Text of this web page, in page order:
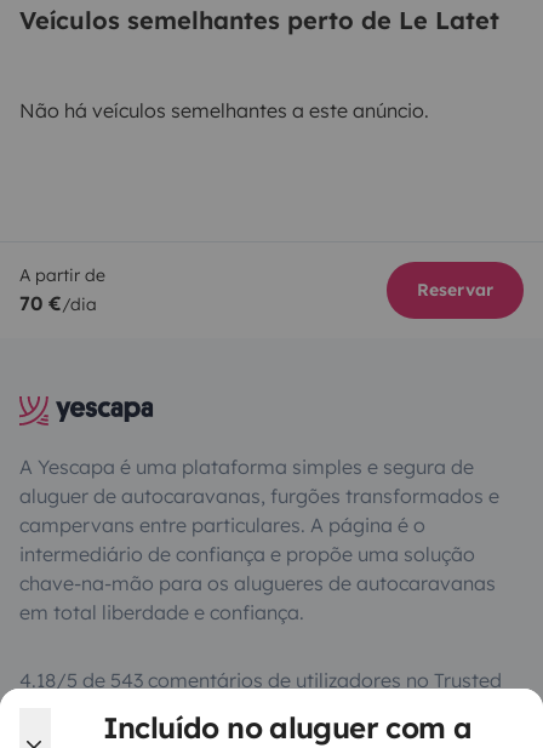
Incluído no aluguer com a
Veículos semelhantes perto de Le Latet
Não há veículos semelhantes a este anúncio.
A partir de
70 €/dia
Reservar
A Yescapa é uma plataforma simples e segura de
aluguer de autocaravanas, furgões transformados e
campervans entre particulares. A página é o
intermediário de confiança e propõe uma solução
chave-na-mão para os alugueres de autocaravanas
em total liberdade e confiança.
4.18/5 de 543 comentários de utilizadores no Trusted